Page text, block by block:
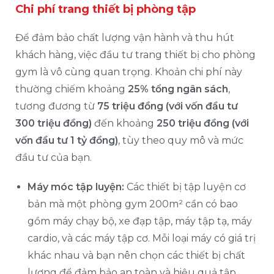
Chi phí trang thiết bị phòng tập
Để đảm bảo chất lượng vận hành và thu hút
khách hàng, việc đầu tư trang thiết bị cho phòng
gym là vô cùng quan trọng. Khoản chi phí này
thường chiếm khoảng 25% tổng ngân sách,
tương đương từ 75 triệu đồng (với vốn đầu tư
300 triệu đồng) đến khoảng 250 triệu đồng (với
vốn đầu tư 1 tỷ đồng), tùy theo quy mô và mức
đầu tư của bạn.
Máy móc tập luyện: Các thiết bị tập luyện cơ
bản mà một phòng gym 200m² cần có bao
gồm máy chạy bộ, xe đạp tập, máy tập tạ, máy
cardio, và các máy tập cơ. Mỗi loại máy có giá trị
khác nhau và bạn nên chọn các thiết bị chất